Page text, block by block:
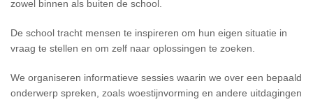
zowel binnen als buiten de school.
De school tracht mensen te inspireren om hun eigen situatie in
vraag te stellen en om zelf naar oplossingen te zoeken.
We organiseren informatieve sessies waarin we over een bepaald
onderwerp spreken, zoals woestijnvorming en andere uitdagingen